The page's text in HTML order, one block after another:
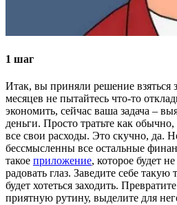
1 шаг
Итак, вы приняли решение
месяцев не пытайтесь что-то
экономить, сейчас ваша задача –
деньги. Просто тратьте как
все свои расходы. Это скучно, да.
бессмысленны все остальные
такое приложение, которое будет
радовать глаз. Заведите себе
будет хотеться заходить.
приятную рутину, выделите для